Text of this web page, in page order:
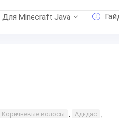
Для Minecraft Java
Коричневые волосы , Адидас ,